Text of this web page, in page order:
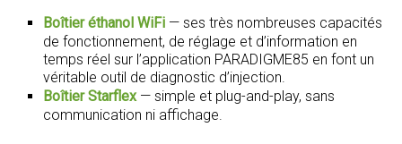
Boîtier éthanol WiFi — ses très nombreuses capacités
de fonctionnement, de réglage et d’information en
temps réel sur l’application PARADIGME85 en font un
véritable outil de diagnostic d’injection.
Boîtier Starflex— simple et plug-and-play, sans
communication ni affichage.